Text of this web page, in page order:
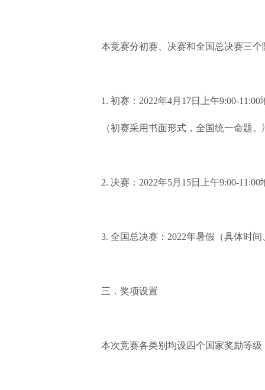
本竞赛分初赛、决赛和全国总决赛三个
1. 初赛：2022年4月17日上午9:00-
（初赛采用书面形式，全国统一命题
2. 决赛：2022年5月15日上午9:00-
3. 全国总决赛：2022年暑假（具体时
三．奖项设置
本次竞赛各类别均设四个国家奖励等